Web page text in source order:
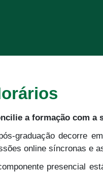
a formação com a
graduação decorre
online síncronas e
presencial